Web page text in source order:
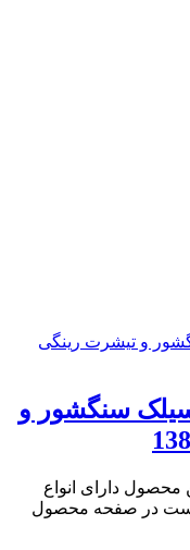
سنگشور و
محصول دارای انواع
است در صفحه محصول